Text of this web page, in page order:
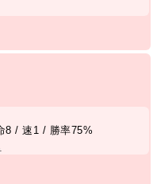
8 / 速1 / 勝率75%